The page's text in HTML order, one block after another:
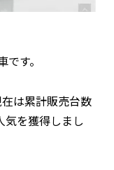
す。
は累計販売台数
を獲得しまし